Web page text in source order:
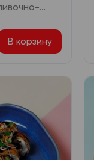
зеленый
В корзину